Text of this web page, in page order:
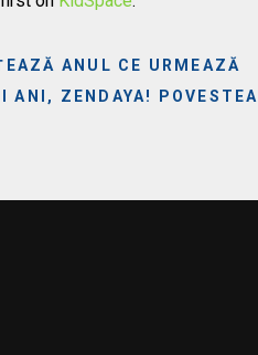
ANUL CE URMEAZĂ
ANI, ZENDAYA!